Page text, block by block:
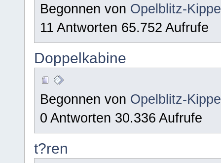
Begonnen von Opelblitz-
11 Antworten 65.752 Aufrufe
Doppelkabine
Begonnen von Opelblitz-
0 Antworten 30.336 Aufrufe
t?ren